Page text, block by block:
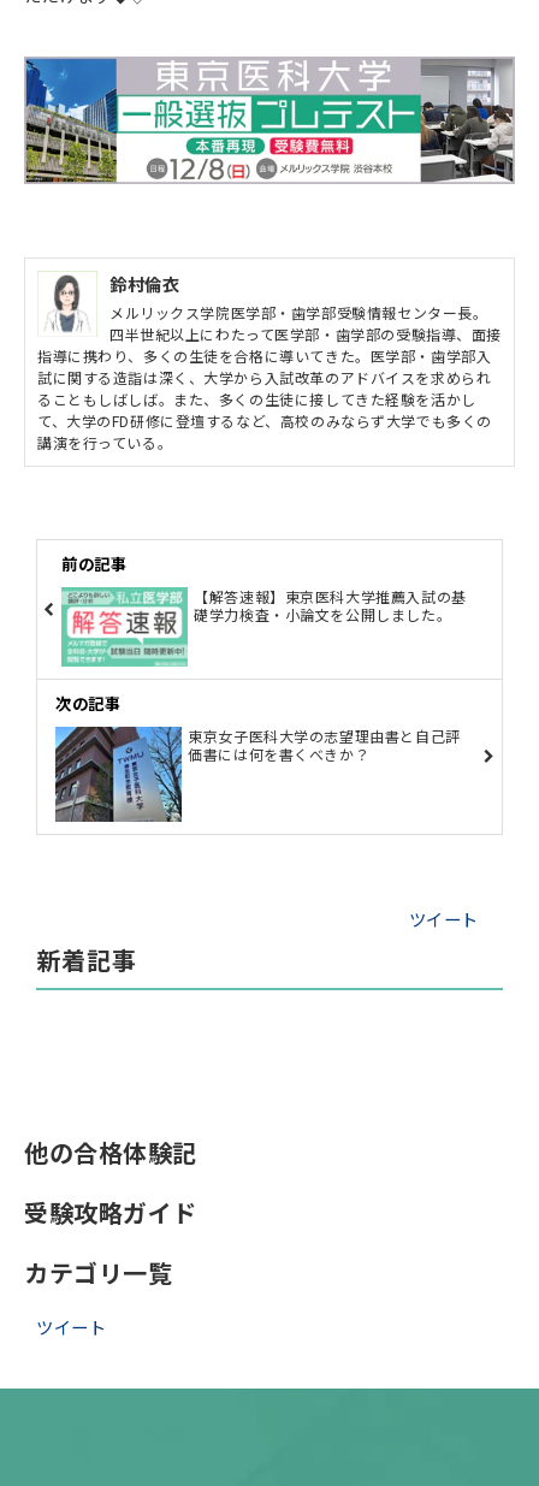
鈴村倫衣
メルリックス学院医学部・歯学部受験情報センター長。
四半世紀以上にわたって医学部・歯学部の受験指導、面接
指導に携わり、多くの生徒を合格に導いてきた。医学部・歯学部入
試に関する造詣は深く、大学から入試改革のアドバイスを求められ
ることもしばしば。また、多くの生徒に接してきた経験を活かし
て、大学のFD研修に登壇するなど、高校のみならず大学でも多くの
講演を行っている。
前の記事
【解答速報】東京医科大学推薦入試の基
礎学力検査・小論文を公開しました。
次の記事
東京女子医科大学の志望理由書と自己評
価書には何を書くべきか？
ツイート
新着記事
他の合格体験記
受験攻略ガイド
カテゴリ一覧
ツイート